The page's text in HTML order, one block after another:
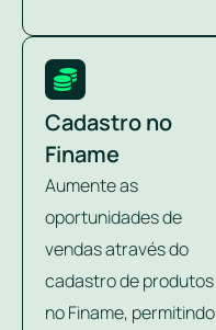
Cadastro no
Finame
Aumente as
oportunidades de
vendas através do
cadastro de produtos
no Finame, permitindo